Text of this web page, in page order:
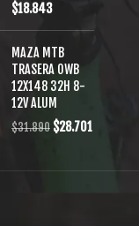
$18.843
MAZA MTB
TRASERA OWB
12X148 32H 8-
12V ALUM
$31.890 $28.701